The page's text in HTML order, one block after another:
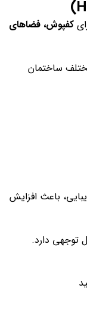
کفپوش، فضاهای
ساختمان
باعث افزایش
توجهی دارد.